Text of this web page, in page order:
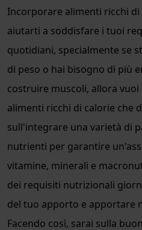
Incorporare alimenti ricchi
aiutarti a soddisfare i tuoi
quotidiani, specialmente se
di peso o hai bisogno di più
costruire muscoli, allora
alimenti ricchi di calorie che
sull'integrare una varietà di
nutrienti per garantire
vitamine, minerali e
dei requisiti nutrizionali
del tuo apporto e apportare
Facendo così, sarai sulla